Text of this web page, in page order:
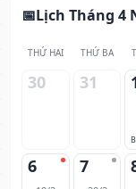
Lịch Tháng 4
THỨ HAI THỨ BA
30 31
6 7